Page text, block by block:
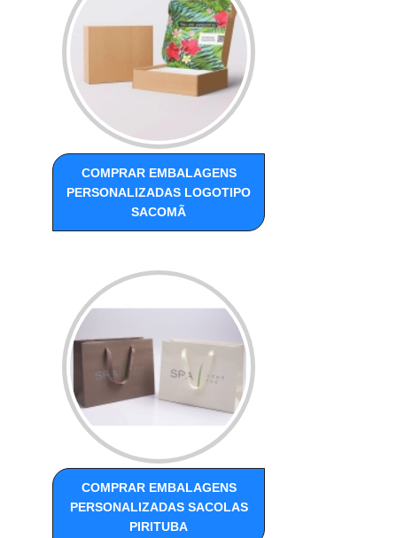
COMPRAR EMBALAGENS
PERSONALIZADAS LOGOTIPO
SACOMÃ
COMPRAR EMBALAGENS
PERSONALIZADAS SACOLAS
PIRITUBA